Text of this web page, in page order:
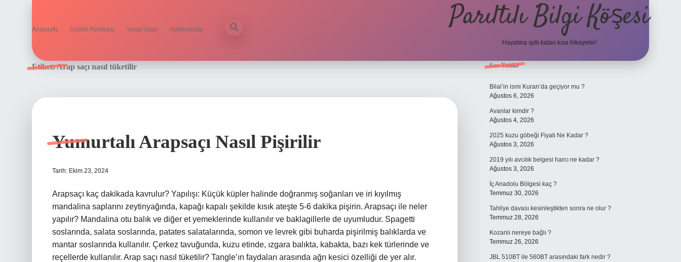
Anasayfa Gizlilik Politikası Yasal Uyarı Hakkımızda Parıltılı Bilgi Köşesi
Hayatına ışıltı katan kısa hikayeler!
Etiket:Arap saçı nasıl tüketilir
Yumurtalı Arapsaçı Nasıl Pişirilir
Tarih: Ekim 23, 2024
Arapsaçı kaç dakikada kavrulur? Yapılışı: Küçük küpler halinde doğranmış soğanları ve iri kıyılmış
mandalina saplarını zeytinyağında, kapağı kapalı şekilde kısık ateşte 5-6 dakika pişirin. Arapsaçı ile neler
yapılır? Mandalina otu balık ve diğer et yemeklerinde kullanılır ve baklagillerle de uyumludur. Spagetti
soslarında, salata soslarında, patates salatalarında, somon ve levrek gibi buharda pişirilmiş balıklarda ve
mantar soslarında kullanılır. Çerkez tavuğunda, kuzu etinde, ızgara balıkta, kabakta, bazı kek türlerinde ve
reçellerde kullanılır. Arap saçı nasıl tüketilir? Tangle’ın faydaları arasında ağrı kesici özelliği de yer alır.
Sidebar
Son Yazılar
Bilal’in ismi Kuran’da geçiyor mu ?
Ağustos 6, 2026
Avanlar kimdir ?
Ağustos 4, 2026
2025 kuzu göbeği Fiyatı Ne Kadar ?
Ağustos 3, 2026
2019 yılı avcılık belgesi harcı ne kadar ?
Ağustos 3, 2026
İç Anadolu Bölgesi kaç ?
Temmuz 30, 2026
Tahliye davası kesinleştikten sonra ne olur ?
Temmuz 28, 2026
Kozanlı nereye bağlı ?
Temmuz 26, 2026
JBL 510BT ile 560BT arasındaki fark nedir ?